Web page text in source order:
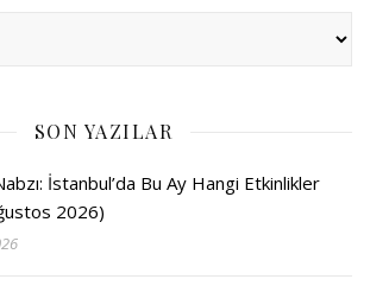
SON YAZILAR
İstanbul’da Bu Ay Hangi Etkinlikler
2026)